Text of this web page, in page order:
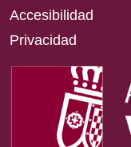
Accesibilidad
Privacidad